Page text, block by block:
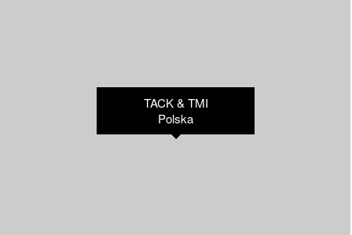
TACK & TMI
Polska